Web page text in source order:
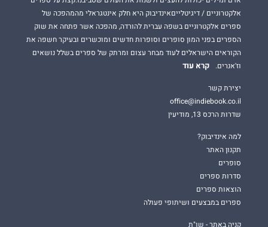
אלקטרוניים / דיגיטלייםאינדיבוק היא חלק אינטגראלי מהמהפכה של
ספרים אלקטרוניים בשפה עברית להורדה, מהפכה אשר פתחה את שוק
הספרים בפני המון סופרים וסופרות חדשים ומוכשרים ובעיקר חשפה את
הקוראים הישראלים לעוד מבחר עצום ומרתק של ספרים בשלל נושאים
וז'אנרים.
קרא עוד
יצירת קשר
office@indiebook.co.il
שדרות הרכס 13, מודיעין
למה אינדיבוק?
תקנון האתר
סופרים
סדרות ספרים
הוצאות ספרים
ספרים במבצעים ושיתופי פעולה
קניה באתר - שו"ת